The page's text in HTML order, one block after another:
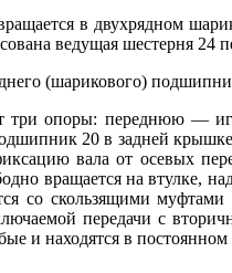
в двухрядном
ведущая шестерня 24
(шарикового)
три опоры: переднюю —
20 в задней крышке
вала от осевых
вращается на втулке,
со скользящими
передачи с
и находятся в